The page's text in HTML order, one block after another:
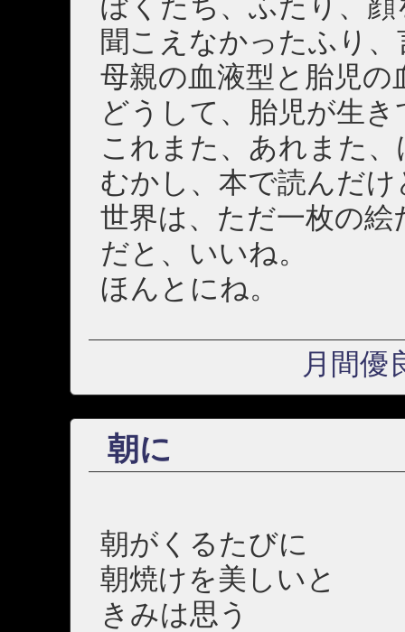
聞こえなかったふり
母親の血液型と胎児
どうして、胎児が生
これまた、あれまた
むかし、本で読んだ
世界は、ただ一枚の
だと、いいね。
ほんとにね。
月間優
朝に
朝がくるたびに
朝焼けを美しいと
きみは思う